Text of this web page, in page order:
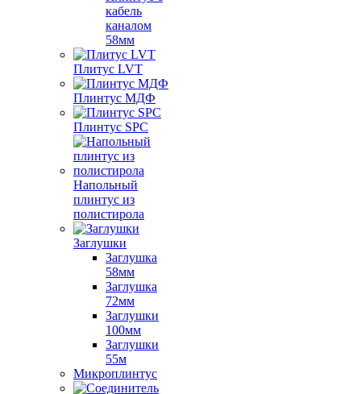
кабель
каналом
58мм
Плитус LVT
Плинтус МДФ
Плинтус SPC
Напольный
плинтус из
полистирола
Заглушки
Заглушка
58мм
Заглушка
72мм
Заглушки
100мм
Заглушки
55м
Микроплинтус